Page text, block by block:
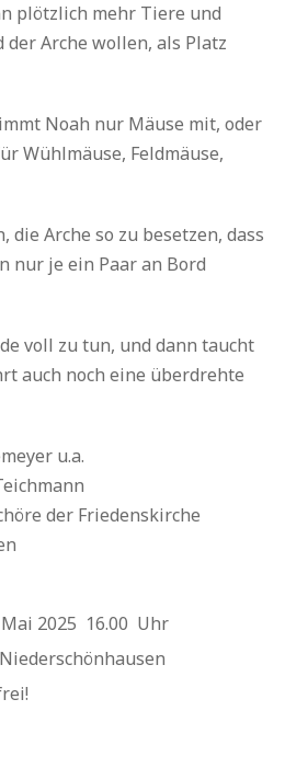
plötzlich mehr Tiere und
der Arche wollen, als Platz
Noah nur Mäuse mit, oder
Wühlmäuse, Feldmäuse,
die Arche so zu besetzen, dass
nur je ein Paar an Bord
voll zu tun, und dann taucht
auch noch eine überdrehte
u.a.
der Friedenskirche
2025 16.00 Uhr